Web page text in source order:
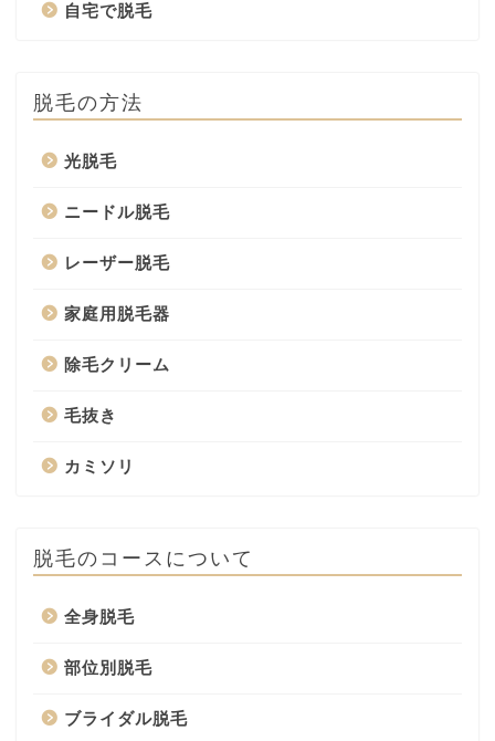
自宅で脱毛
脱毛の方法
光脱毛
ニードル脱毛
レーザー脱毛
家庭用脱毛器
除毛クリーム
毛抜き
カミソリ
脱毛のコースについて
全身脱毛
部位別脱毛
ブライダル脱毛